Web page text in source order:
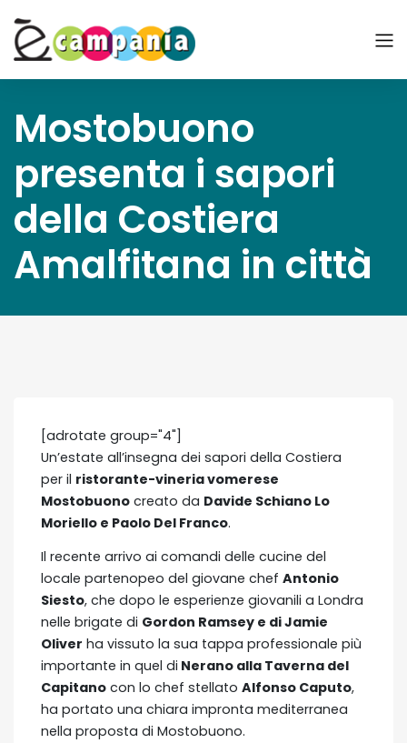
Mostobuono
presenta i sapori
della Costiera
Amalfitana in città
[adrotate group="4"]
Un’estate all’insegna dei sapori della Costiera
per il ristorante-vineria vomerese
Mostobuono creato da Davide Schiano Lo
Moriello e Paolo Del Franco.
Il recente arrivo ai comandi delle cucine del
locale partenopeo del giovane chef Antonio
Siesto, che dopo le esperienze giovanili a Londra
nelle brigate di Gordon Ramsey e di Jamie
Oliver ha vissuto la sua tappa professionale più
importante in quel di Nerano alla Taverna del
Capitano con lo chef stellato Alfonso Caputo,
ha portato una chiara impronta mediterranea
nella proposta di Mostobuono.